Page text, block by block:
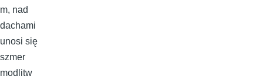
m, nad
dachami
unosi się
szmer
modlitw